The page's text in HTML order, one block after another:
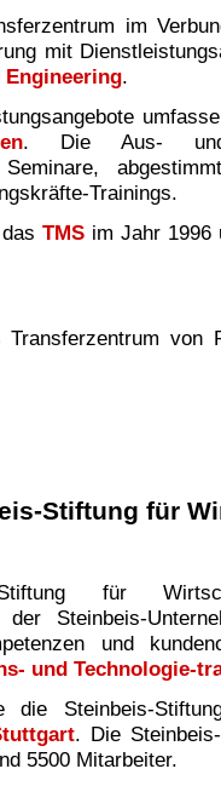
im
mit
Engineering.
. Die Aus- und
Seminare,
Trainings.
TMS im Jahr
Transferzentrum von
Stiftung für
Stiftung für
der Steinbeis-
und
und Technologie-
die Steinbeis-
. Die
5500 Mitarbeiter.